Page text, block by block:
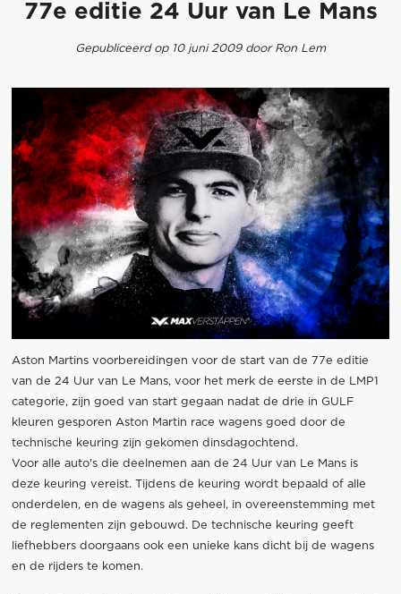
77e editie 24 Uur van Le Mans
Gepubliceerd op 10 juni 2009 door Ron Lem
Aston Martins voorbereidingen voor de start van de 77e editie
van de 24 Uur van Le Mans, voor het merk de eerste in de LMP1
categorie, zijn goed van start gegaan nadat de drie in GULF
kleuren gesporen Aston Martin race wagens goed door de
technische keuring zijn gekomen dinsdagochtend.
Voor alle auto's die deelnemen aan de 24 Uur van Le Mans is
deze keuring vereist. Tijdens de keuring wordt bepaald of alle
onderdelen, en de wagens als geheel, in overeenstemming met
de reglementen zijn gebouwd. De technische keuring geeft
liefhebbers doorgaans ook een unieke kans dicht bij de wagens
en de rijders te komen.